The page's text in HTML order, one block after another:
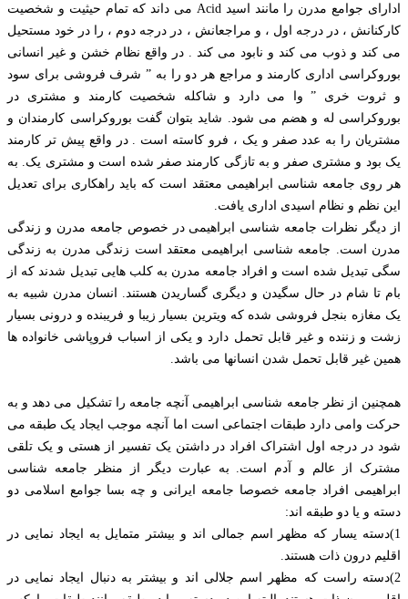
ادارای جوامع مدرن را مانند اسید Acid می داند که تمام حیثیت و شخصیت
کارکنانش ، در درجه اول ، و مراجعانش ، در درجه دوم ، را در خود مستحیل
می کند و ذوب می کند و نابود می کند . در واقع نظام خشن و غیر انسانی
بوروکراسی اداری کارمند و مراجع هر دو را به ” شرف فروشی برای سود
و ثروت خری ” وا می دارد و شاکله شخصیت کارمند و مشتری در
بوروکراسی له و هضم می شود. شاید بتوان گفت بوروکراسی کارمندان و
مشتریان را به عدد صفر و یک ، فرو کاسته است . در واقع پیش تر کارمند
یک بود و مشتری صفر و به تازگی کارمند صفر شده است و مشتری یک. به
هر روی جامعه شناسی ابراهیمی معتقد است که باید راهکاری برای تعدیل
این نظم و نظام اسیدی اداری یافت.
از دیگر نظرات جامعه شناسی ابراهیمی در خصوص جامعه مدرن و زندگی
مدرن است. جامعه شناسی ابراهیمی معتقد است زندگی مدرن به زندگی
سگی تبدیل شده است و افراد جامعه مدرن به کلب هایی تبدیل شدند که از
بام تا شام در حال سگیدن و دیگری گساریدن هستند. انسان مدرن شبیه به
یک مغازه بنجل فروشی شده که ویترین بسیار زیبا و فریبنده و درونی بسیار
زشت و زننده و غیر قابل تحمل دارد و یکی از اسباب فروپاشی خانواده ها
همین غیر قابل تحمل شدن انسانها می باشد.
همچنین از نظر جامعه شناسی ابراهیمی آنچه جامعه را تشکیل می دهد و به
حرکت وامی دارد طبقات اجتماعی است اما آنچه موجب ایجاد یک طبقه می
شود در درجه اول اشتراک افراد در داشتن یک تفسیر از هستی و یک تلقی
مشترک از عالم و آدم است. به عبارت دیگر از منظر جامعه شناسی
ابراهیمی افراد جامعه خصوصا جامعه ایرانی و چه بسا جوامع اسلامی دو
دسته و یا دو طبقه اند:
1)دسته یسار که مظهر اسم جمالی اند و بیشتر متمایل به ایجاد نمایی در
اقلیم درون ذات هستند.
2)دسته راست که مظهر اسم جلالی اند و بیشتر به دنبال ایجاد نمایی در